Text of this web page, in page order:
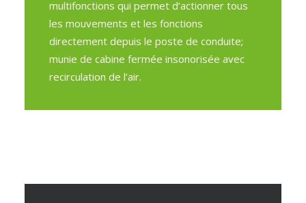
multifonctions qui permet d’actionner tous
les mouvements et les fonctions
directement depuis le poste de conduite;
munie de cabine fermée insonorisée avec
recirculation de l’air.